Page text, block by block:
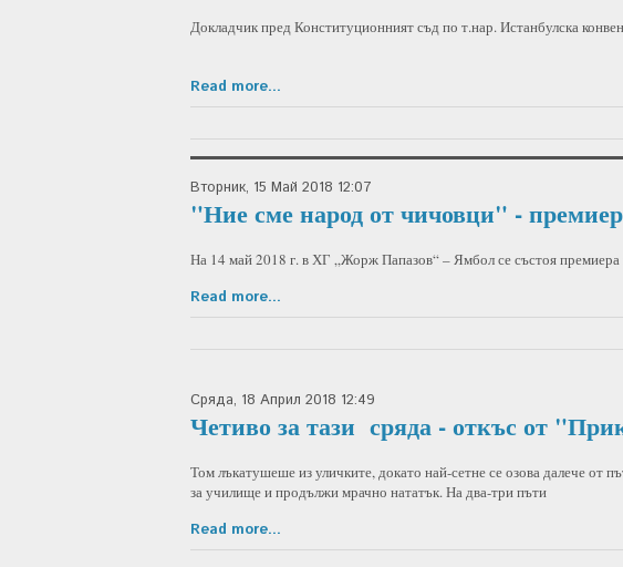
Докладчик пред Конституционният съд по т.нар. Истанбулска
Read more...
Вторник, 15 Май 2018 12:07
"Ние сме народ от чичовци" -
На 14 май 2018 г. в ХГ „Жорж Папазов“ – Ямбол се състоя премиера
Read more...
Сряда, 18 Април 2018 12:49
Четиво за тази сряда - откъс от
Том лъкатушеше из уличките, докато най-сетне се озова далече от
за училище и продължи мрачно нататък. На два-три пъти
Read more...